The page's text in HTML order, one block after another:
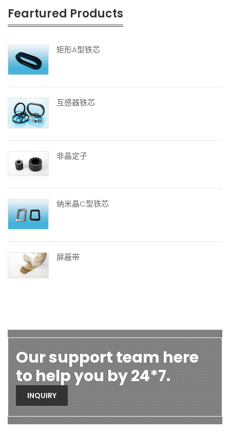
Feartured Products
矩形A型铁芯
互感器铁芯
非晶定子
纳米晶C型铁芯
屏蔽带
Our support team here
to help you by 24*7.
INQUIRY